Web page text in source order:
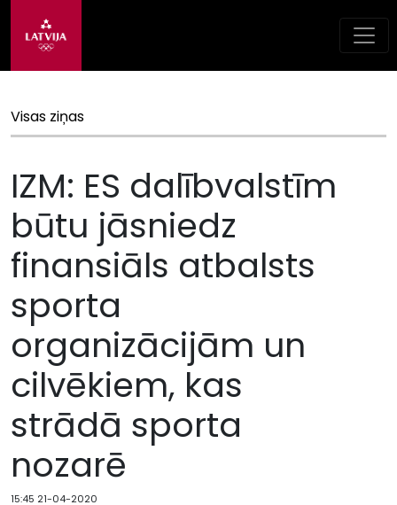
Visas ziņas
IZM: ES dalībvalstīm
būtu jāsniedz
finansiāls atbalsts
sporta
organizācijām un
cilvēkiem, kas
strādā sporta
nozarē
15:45 21-04-2020